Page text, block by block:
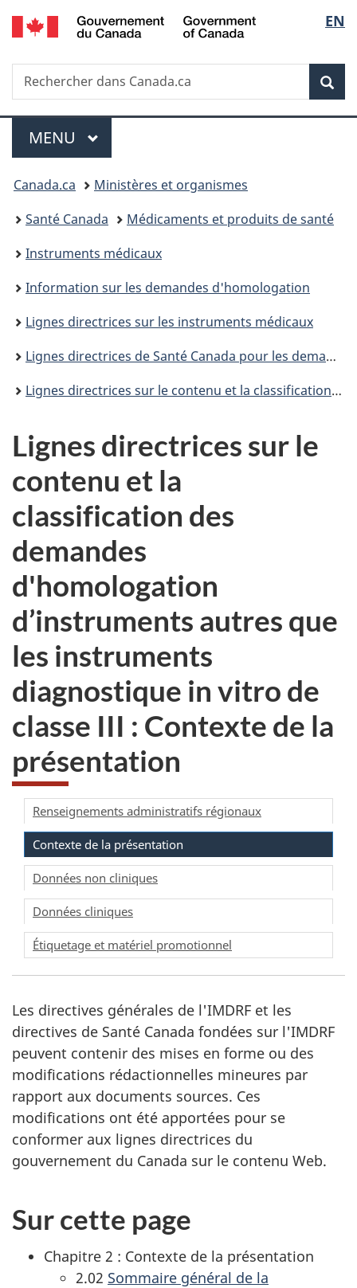
Passer
au
principal
Passer
à
Au
du
Passer
à
version
simplifiée
de
la
EN
Recherche
Rechercher
dans
Menu
MENU PRINCIPAL
Vous
êtes
ici :
Canada.ca
Ministères et organismes
Santé Canada
Médicaments et produits de santé
Instruments médicaux
Information sur les demandes d'homologation
Lignes directrices sur les instruments médicaux
Lignes directrices de Santé Canada pour les demandes d’homologation d’instruments médicaux fondées sur la table des matières de l’IMDRF
Lignes directrices sur le contenu et la classification des demandes d'homologation d’instruments autres que les instruments diagnostique in vitro de classe III : Renseignements administratifs régionaux
Lignes directrices sur le
contenu et la
classification des
demandes
d'homologation
d’instruments autres que
les instruments
diagnostique in vitro de
classe III : Contexte de la
présentation
Renseignements administratifs régionaux
Contexte de la présentation
Données non cliniques
Données cliniques
Étiquetage et matériel promotionnel
Les directives générales de l'IMDRF et les
directives de Santé Canada fondées sur l'IMDRF
peuvent contenir des mises en forme ou des
modifications rédactionnelles mineures par
rapport aux documents sources. Ces
modifications ont été apportées pour se
conformer aux lignes directrices du
gouvernement du Canada sur le contenu Web.
Sur cette page
Chapitre 2 : Contexte de la présentation
2.02 Sommaire général de la